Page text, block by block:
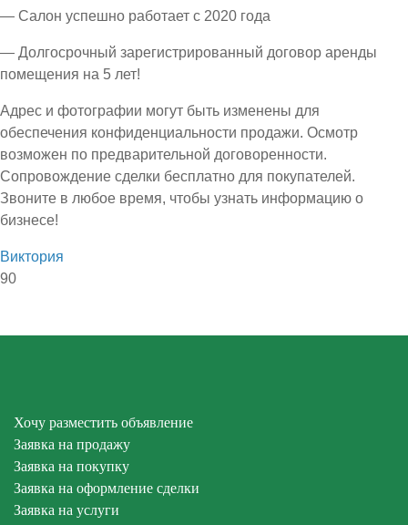
— Салон успешно работает с 2020 года
— Долгосрочный зарегистрированный договор аренды
помещения на 5 лет!
Адрес и фотографии могут быть изменены для
обеспечения конфиденциальности продажи. Осмотр
возможен по предварительной договоренности.
Сопровождение сделки бесплатно для покупателей.
Звоните в любое время, чтобы узнать информацию о
бизнесе!
Виктория
90
Хочу разместить объявление
Заявка на продажу
Заявка на покупку
Заявка на оформление сделки
Заявка на услуги